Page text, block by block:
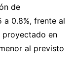
de
a 0.8%, frente al
proyectado en
al previsto